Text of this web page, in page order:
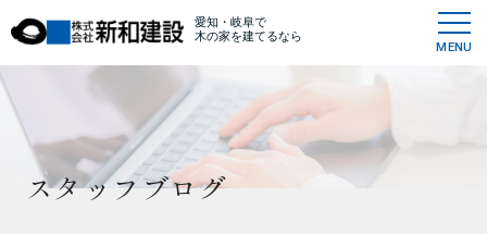
愛知・岐阜で
木の家を建てるなら
MENU
スタッフブログ